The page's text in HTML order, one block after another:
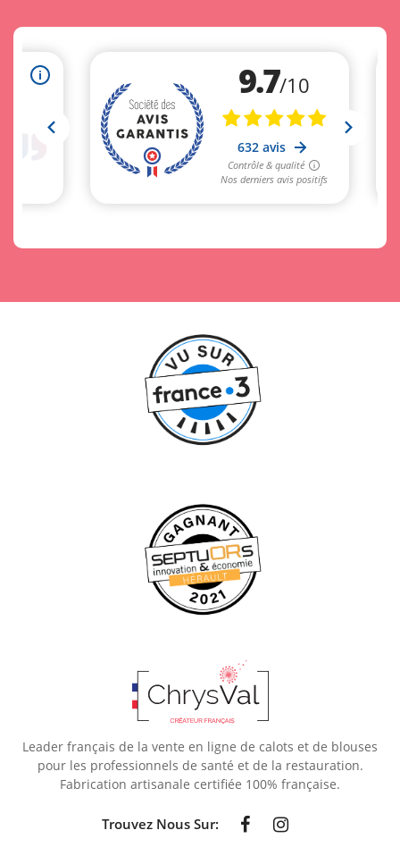
Leader français de la vente en ligne de calots et de blouses
pour les professionnels de santé et de la restauration.
Fabrication artisanale certifiée 100% française.
Trouvez Nous Sur: